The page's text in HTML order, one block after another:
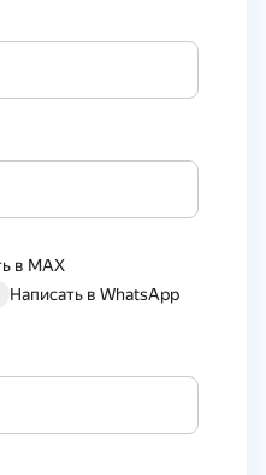
в MAX
Написать в WhatsApp